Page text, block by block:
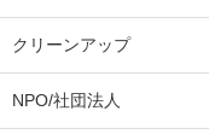
クリーンアップ
NPO/社団法人